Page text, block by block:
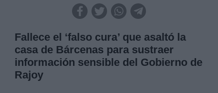
Fallece el ‘falso cura’ que asaltó la
casa de Bárcenas para sustraer
información sensible del Gobierno de
Rajoy
Destinatarios: